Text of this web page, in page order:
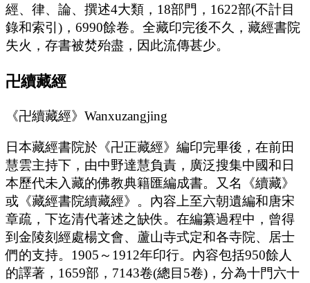
經、律、論、撰述4大類，18部門，1622部(不計目
錄和索引)，6990餘卷。全藏印完後不久，藏經書院
失火，存書被焚殆盡，因此流傳甚少。
卍續藏經
《卍續藏經》Wanxuzangjing
日本藏經書院於《卍正藏經》編印完畢後，在前田
慧雲主持下，由中野達慧負責，廣泛搜集中國和日
本歷代未入藏的佛教典籍匯編成書。又名《續藏》
或《藏經書院續藏經》。內容上至六朝遺編和唐宋
章疏，下迄清代著述之缺佚。在編纂過程中，曾得
到金陵刻經處楊文會、蘆山寺式定和各寺院、居士
們的支持。1905～1912年印行。內容包括950餘人
的譯著，1659部，7143卷(總目5卷)，分為十門六十